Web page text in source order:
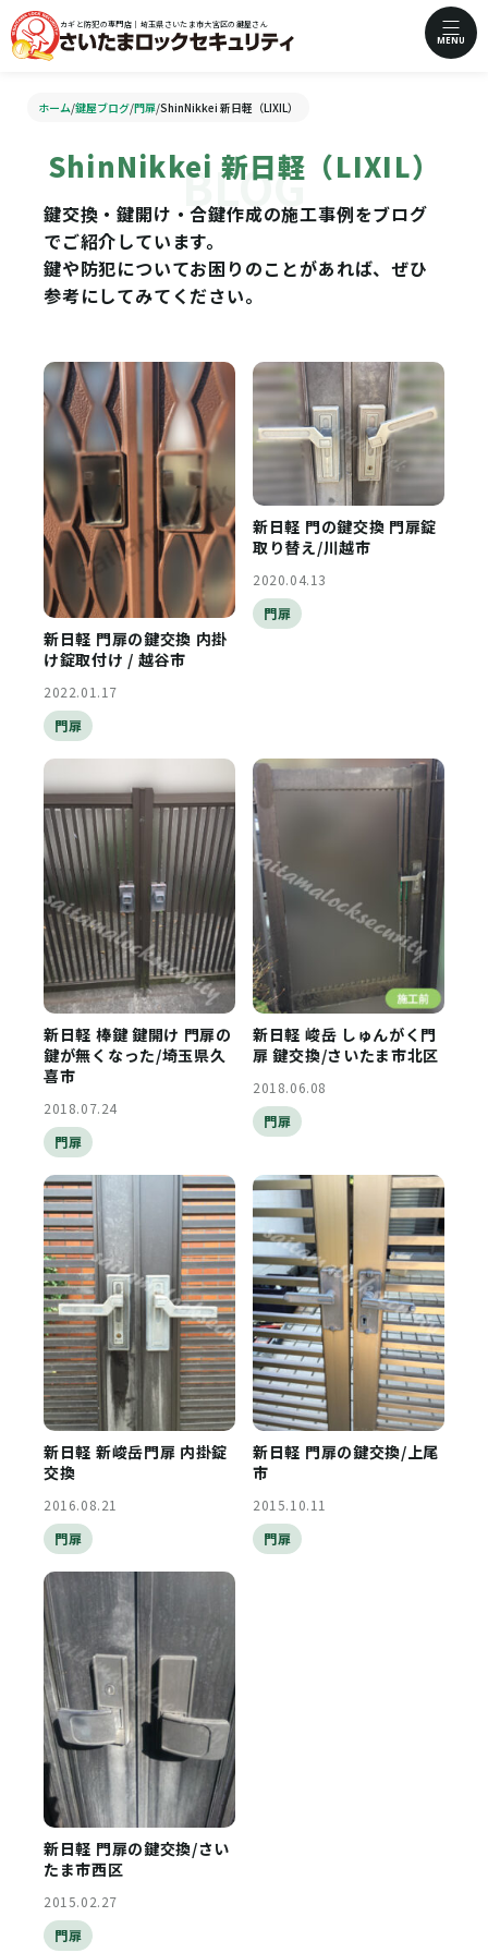
カギと防犯の専門店｜埼玉県さいたま市大宮区の鍵屋さん
MENU
ホーム/鍵屋ブログ/門扉/ShinNikkei 新日軽（LIXIL）
ShinNikkei 新日軽（LIXIL）
鍵交換・鍵開け・合鍵作成の施工事例をブログ
でご紹介しています。
鍵や防犯についてお困りのことがあれば、ぜひ
参考にしてみてください。
新日軽 門扉の鍵交換 内掛
け錠取付け / 越谷市
2022.01.17
門扉
新日軽 門の鍵交換 門扉錠
取り替え/川越市
2020.04.13
門扉
新日軽 棒鍵 鍵開け 門扉の
鍵が無くなった/埼玉県久
喜市
2018.07.24
門扉
新日軽 峻岳 しゅんがく門
扉 鍵交換/さいたま市北区
2018.06.08
門扉
新日軽 新峻岳門扉 内掛錠
交換
2016.08.21
門扉
新日軽 門扉の鍵交換/上尾
市
2015.10.11
門扉
新日軽 門扉の鍵交換/さい
たま市西区
2015.02.27
門扉